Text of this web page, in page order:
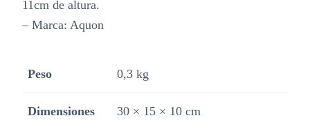
11cm de altura.
– Marca: Aquon
Peso 0,3 kg
Dimensiones 30 × 15 × 10 cm